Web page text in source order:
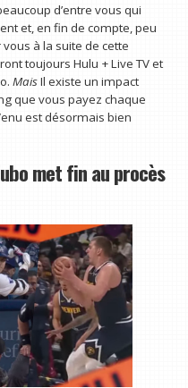
d’entre vous qui
et, en fin de compte, peu
à la suite de cette
toujours Hulu + Live TV et
MaisIl existe un impact
que vous payez chaque
est désormais bien
met fin au procès